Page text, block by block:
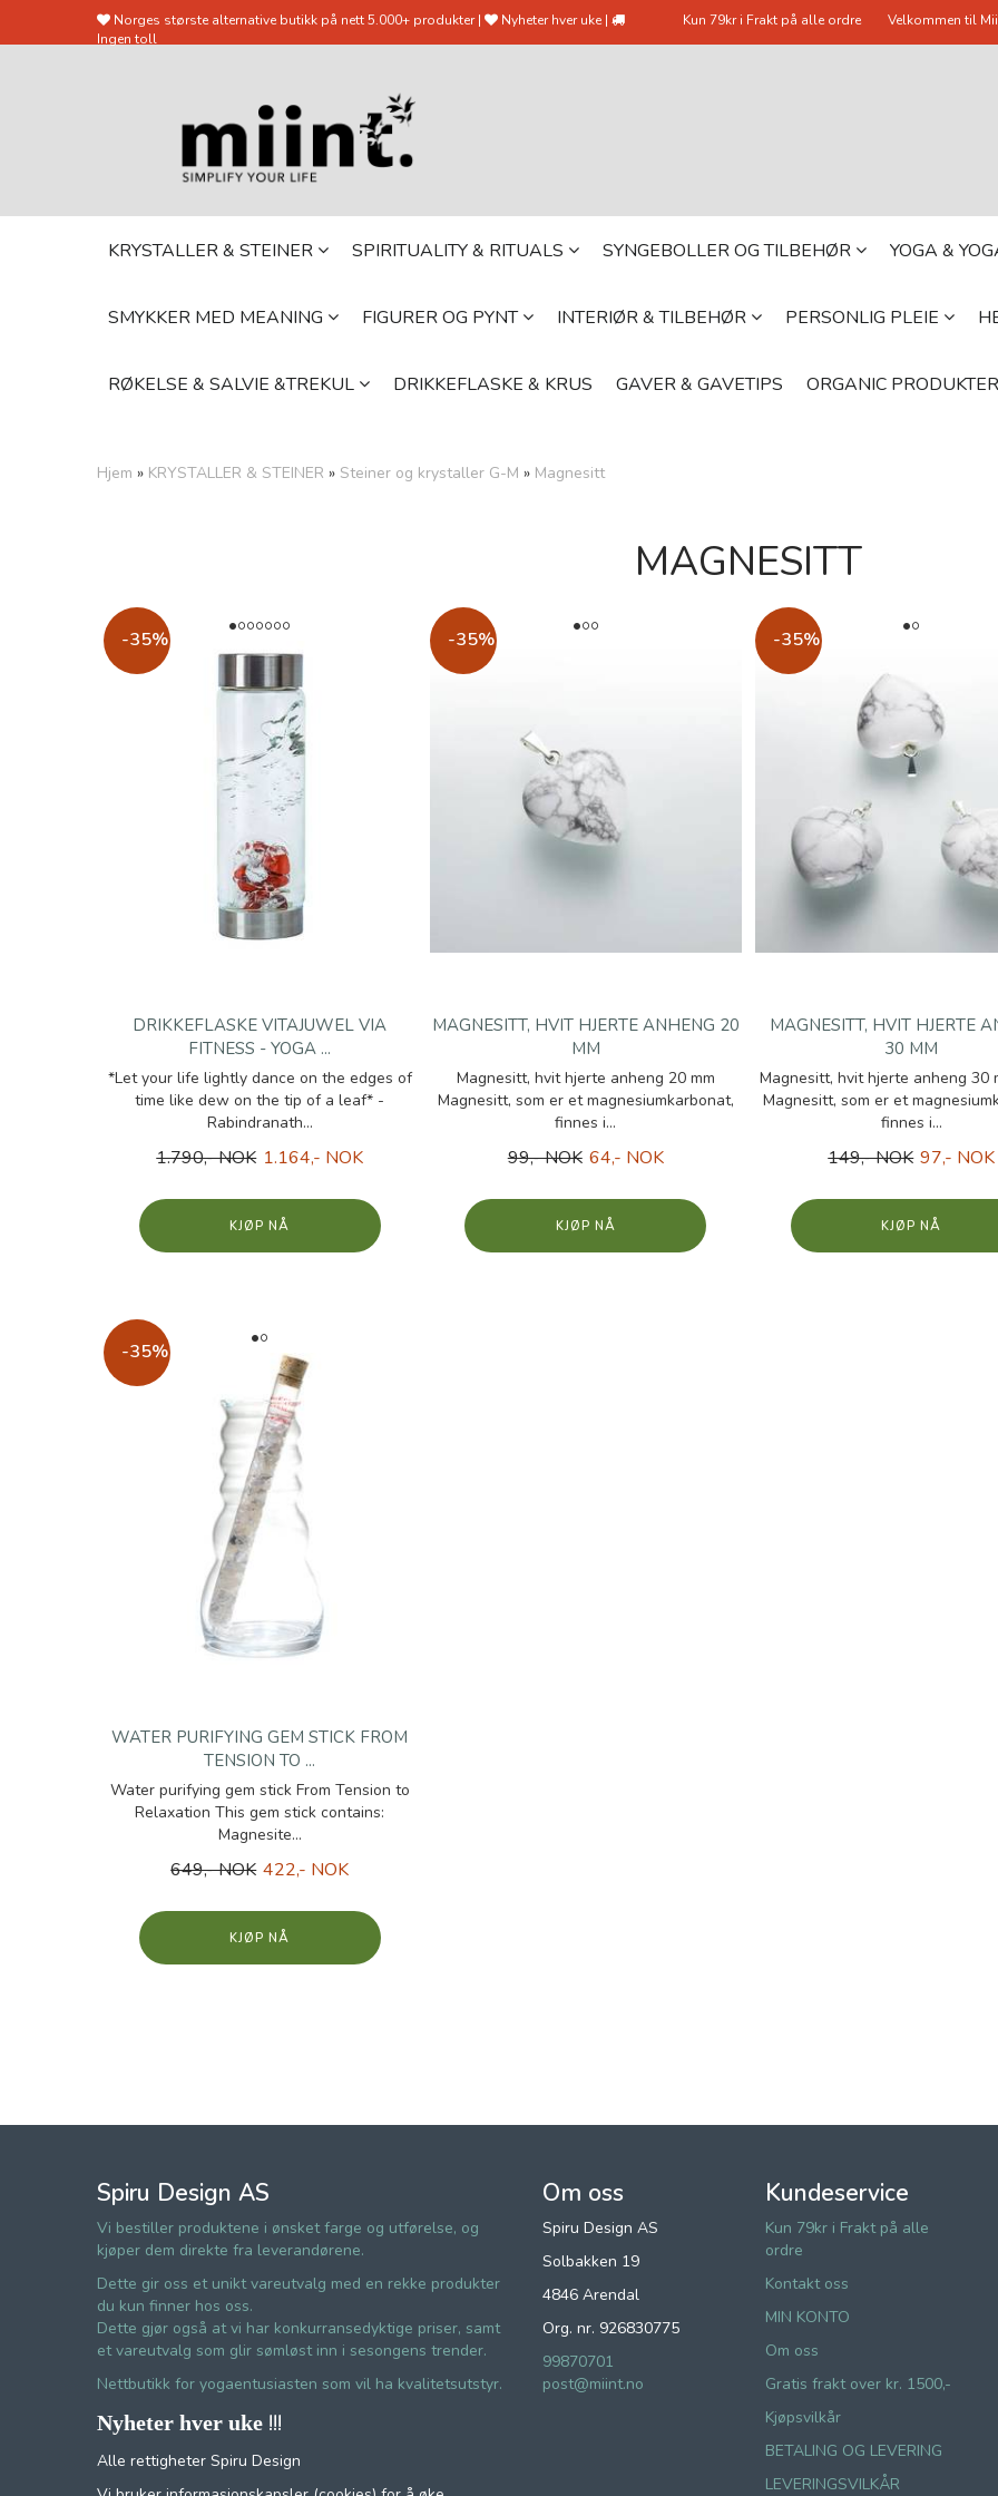
Norges største alternative butikk på nett 5.000+ produkter |
Nyheter hver uke |
Ingen toll
Kun 79kr i Frakt på alle ordre Velkommen til
KRYSTALLER & STEINER SPIRITUALITY & RITUALS SYNGEBOLLER OG TILBEHØR YOGA &
SMYKKER MED MEANING FIGURER OG PYNT INTERIØR & TILBEHØR PERSONLIG PLEIE
RØKELSE & SALVIE &TREKUL DRIKKEFLASKE & KRUS GAVER & GAVETIPS ORGANIC PRODUKTER
Hjem » KRYSTALLER & STEINER » Steiner og krystaller G-M » Magnesitt
MAGNESITT
-35%
DRIKKEFLASKE VITAJUWEL VIA
FITNESS - YOGA ...
*Let your life lightly dance on the edges of
time like dew on the tip of a leaf* -
Rabindranath...
1.790,- NOK 1.164,- NOK
KJØP
-35%
MAGNESITT, HVIT HJERTE ANHENG 20
MM
Magnesitt, hvit hjerte anheng 20 mm
Magnesitt, som er et magnesiumkarbonat,
finnes i...
99,- NOK 64,- NOK
KJØP
-35%
MAGNESITT, HVIT HJERTE
30 MM
Magnesitt, hvit hjerte anheng 30
Magnesitt, som er et
finnes i...
149,- NOK 97,- NOK
KJØP
-35%
WATER PURIFYING GEM STICK FROM
TENSION TO ...
Water purifying gem stick From Tension to
Relaxation This gem stick contains:
Magnesite...
649,- NOK 422,- NOK
KJØP
Spiru Design AS
Vi bestiller produktene i ønsket farge og utførelse, og
kjøper dem direkte fra leverandørene.
Dette gir oss et unikt vareutvalg med en rekke produkter
du kun finner hos oss.
Dette gjør også at vi har konkurransedyktige priser, samt
et vareutvalg som glir sømløst inn i sesongens trender.
Nettbutikk for yogaentusiasten som vil ha kvalitetsutstyr.
Nyheter hver uke !!!
Alle rettigheter Spiru Design
Om oss
Spiru Design AS
Solbakken 19
4846 Arendal
Org. nr. 926830775
99870701
post@miint.no
Kundeservice
Kun 79kr i Frakt på alle
ordre
Kontakt oss
MIN KONTO
Om oss
Gratis frakt over kr. 1500,-
Kjøpsvilkår
BETALING OG LEVERING
LEVERINGSVILKÅR